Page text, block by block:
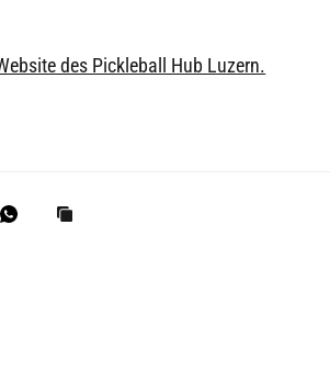
des Pickleball Hub Luzern.